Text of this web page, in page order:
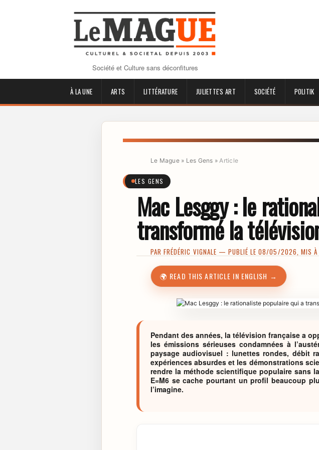
Société et Culture sans déconfitures
À LA UNE ARTS LITTÉRATURE JULIETTE'S ART SOCIÉTÉ POLITIK
Le Mague» Les Gens » Article
LES GENS
Mac Lesggy : le
transformé la
PARFRÉDÉRIC VIGNALE — PUBLIÉ LE 08/05/2026, MIS
🌍 READ THIS ARTICLE IN ENGLISH →
Pendant des années, la télévision française a
les émissions sérieuses condamnées à
paysage audiovisuel : lunettes rondes, débit
expériences absurdes et les démonstrations
rendre la méthode scientifique populaire sans
E=M6 se cache pourtant un profil beaucoup
l’imagine.